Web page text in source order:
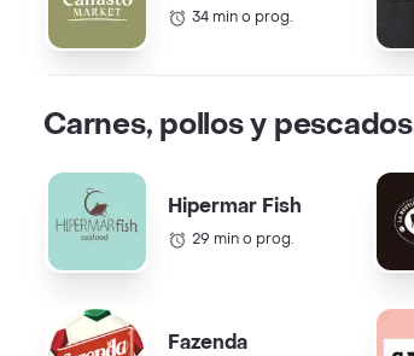
34 min o prog.
Carnes, pollos y pescados
Hipermar Fish
29 min o prog.
Fazenda